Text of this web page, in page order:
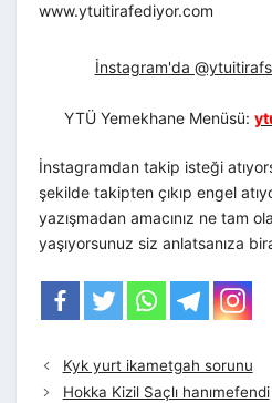
www.ytuitirafediyor.com
İnstagram'da
YTÜ Yemekhane Menüsü:
İnstagramdan takip isteği
şekilde takipten çıkıp engel
yazışmadan amacınız ne tam
yaşıyorsunuz siz anlatsanıza
Kyk yurt ikametgah sorunu
Hokka Kizil Saçlı hanımefendi